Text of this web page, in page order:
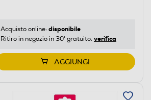
Acquisto online: disponibile
Ritiro in negozio in 30' gratuito: verifica
AGGIUNGI